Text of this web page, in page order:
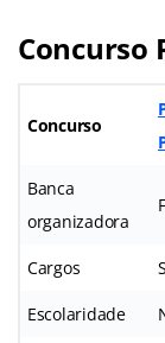
Concurso
Concurso
Banca
organizadora
Cargos
Escolaridade